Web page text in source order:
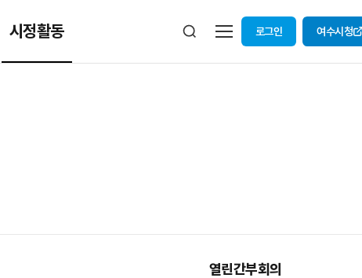
시정활동 로그인 여수시청
열린간부회의